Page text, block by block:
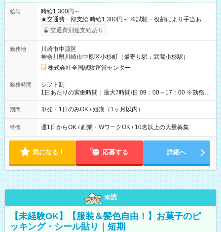
給与
時給1,300円～
★交通費一部支給 時給1,300円～ ※試験・役割により手当あり
※勤務回数により昇給あり 【即給（前払い）オプションあ
り！】 希望される場合、勤務から1週間ほどで給与の一部を受け
例】 ・河合塾模擬試験 8:30～17:30（休憩1時間） 時給1,300円
×8時間＝日収10,400円＋交通費 ※当日の役割により時給＋100
円の場合あり ・国家試験 7:00～13:30（休憩なし） 時給1,300
円（役割手当＋100円）×6時間＝日収8,400円＋交通費 【試用期
間】試用期間なし
交通費別途支給あり
勤務地
川崎市中原区
神奈川県川崎市中原区小杉町（最寄り駅：武蔵小杉駅）
株式会社全国試験運営センター
勤務時間
シフト制
1日あたりの実働時間：最大7時間/日 09：00～17：00 ※勤務時
間は 試験により異なります。
期間 単発・1日のみOK / 短期（1ヶ月以内）
特徴 週1日からOK / 副業・WワークOK / 10名以上の大量募集
気になる！ 応募する 詳細へ
未読
【未経験OK】【服装＆髪色自由！】お菓子のピ
ッキング・シール貼り｜短期